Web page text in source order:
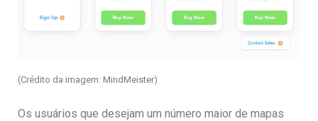
(Crédito da imagem: MindMeister)
Os usuários que desejam um número maior de mapas